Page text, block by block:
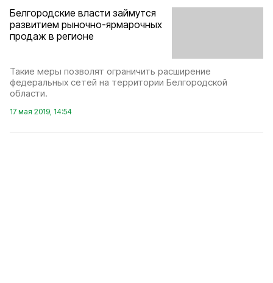
Белгородские власти займутся
развитием рыночно-ярмарочных
продаж в регионе
Такие меры позволят ограничить расширение
федеральных сетей на территории Белгородской
области.
17 мая 2019, 14:54